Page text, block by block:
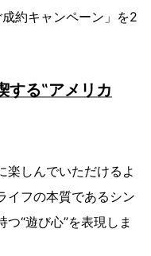
約キャンペーン」を2
する‟アメリカ
楽しんでいただけるよ
イフの本質であるシン
“遊び心”を表現しま